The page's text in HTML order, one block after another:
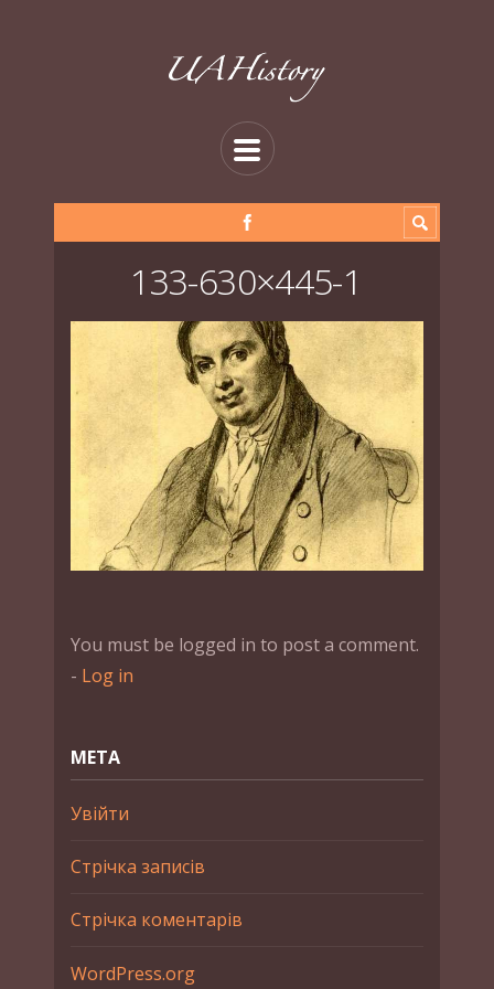
133-630×445-1
You must be logged in to post a comment.
- Log in
МЕТА
Увійти
Стрічка записів
Стрічка коментарів
WordPress.org